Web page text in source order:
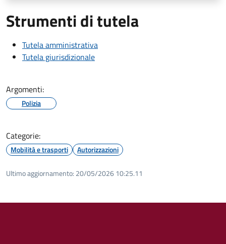
Strumenti di tutela
Tutela amministrativa
Tutela giurisdizionale
Argomenti:
Polizia
Categorie:
Mobilità e trasporti Autorizzazioni
Ultimo aggiornamento: 20/05/2026 10:25.11